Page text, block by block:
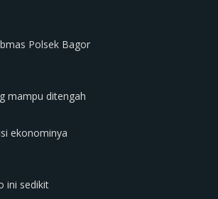
Polsek Bagor
mampu ditengah
ekonominya
ini sedikit